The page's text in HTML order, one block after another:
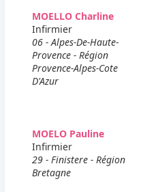
MOELLO Charline
Infirmier
06 - Alpes-De-Haute-
Provence - Région
Provence-Alpes-Cote
D'Azur
MOELO Pauline
Infirmier
29 - Finistere - Région
Bretagne